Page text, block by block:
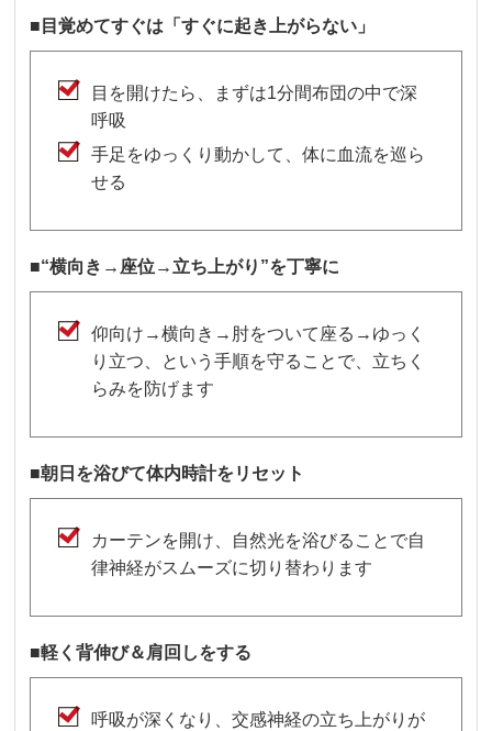
■目覚めてすぐは「すぐに起き上がらない」
目を開けたら、まずは1分間布団の中で深
呼吸
手足をゆっくり動かして、体に血流を巡ら
せる
■“横向き→座位→立ち上がり”を丁寧に
仰向け→横向き→肘をついて座る→ゆっく
り立つ、という手順を守ることで、立ちく
らみを防げます
■朝日を浴びて体内時計をリセット
カーテンを開け、自然光を浴びることで自
律神経がスムーズに切り替わります
■軽く背伸び＆肩回しをする
呼吸が深くなり、交感神経の立ち上がりが